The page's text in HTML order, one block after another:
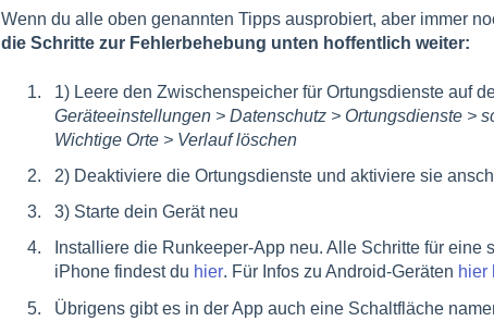
Wenn du alle oben genannten Tipps ausprobiert, aber immer
die Schritte zur Fehlerbehebung unten hoffentlich weiter:
1) Leere den Zwischenspeicher für Ortungsdienste auf
Geräteeinstellungen > Datenschutz > Ortungsdienste >
Wichtige Orte > Verlauf löschen
2) Deaktiviere die Ortungsdienste und aktiviere sie
3) Starte dein Gerät neu
Installiere die Runkeeper-App neu. Alle Schritte für eine
iPhone findest du hier. Für Infos zu Android-Geräten hier
Übrigens gibt es in der App auch eine Schaltfläche